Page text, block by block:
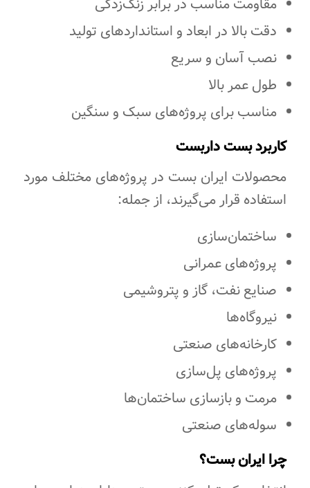
مقاومت مناسب در برابر زنگ‌زدگی
دقت بالا در ابعاد و استانداردهای تولید
نصب آسان و سریع
طول عمر بالا
مناسب برای پروژه‌های سبک و سنگین
کاربرد بست داربست
محصولات ایران بست در پروژه‌های مختلف مورد
استفاده قرار می‌گیرند، از جمله:
ساختمان‌سازی
پروژه‌های عمرانی
صنایع نفت، گاز و پتروشیمی
نیروگاه‌ها
کارخانه‌های صنعتی
پروژه‌های پل‌سازی
مرمت و بازسازی ساختمان‌ها
سوله‌های صنعتی
چرا ایران بست؟